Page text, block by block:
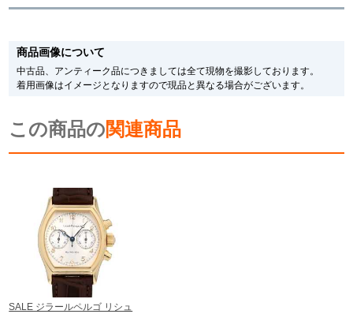
新宿店
買取サロン
GINZA RASIN公式ブログ
WEBマガジン
商品画像について
中古品、アンティーク品につきましては全て現物を撮影しております。
着用画像はイメージとなりますので現品と異なる場合がございます。
この商品の関連商品
SALE ジラールペルゴ リシュ
メーカー保護シールの有無に個体差がございますのでご了承下さいませ。
また、メーカーにてマイナーチェンジがなされる場合がございますが、在庫品
の仕様で販売させていただきますので予めご了承の程お願いいたします。
尚、中古品、アンティーク品につきましては現品を撮影しております。
ます。
の掲載を控えております。
※当店では店頭販売も行っております為、サイトでのご注文と店頭処理との時
間差で在庫切れになる場合がございます。
予めご了承くださいませ。
また、ご来店にてご購入を希望される場合にも、事前に在庫の確認をお電話か
メールにてお問い合わせいただけますようお願いいたします。
※アンティーク品やユーズド品の場合、外装および内部機械に代替部品を使用
している場合がございます。
※表示の定価は、入荷時の価格となっております。
現在の定価と異なる場合がございますのでご了承くださいませ。